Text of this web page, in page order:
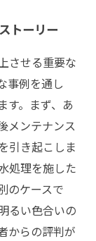
トーリー
させる重要な
事例を通し
す。まず、あ
メンテナンス
引き起こしま
処理を施した
のケースで
るい色合いの
からの評判が